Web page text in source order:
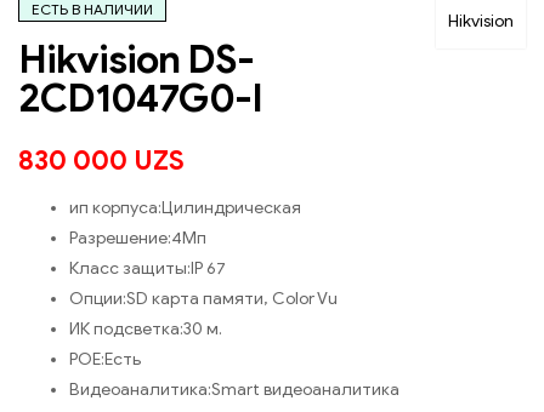
Hikvision
ЕСТЬ В НАЛИЧИИ
Hikvision DS-
2CD1047G0-I
830 000 UZS
ип корпуса:Цилиндрическая
Разрешение:4Mп
Класс защиты:IP 67
Опции:SD карта памяти, Color Vu
ИК подсветка:30 м.
POE:Есть
Видеоаналитика:Smart видеоаналитика